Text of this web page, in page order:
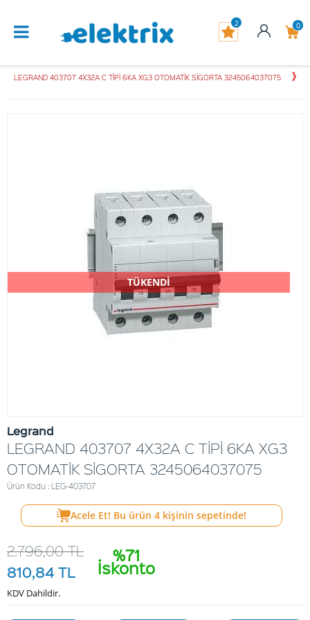
0
2
LEGRAND 403707 4X32A C TİPİ 6KA XG3 OTOMATİK SİGORTA 3245064037075
TÜKENDİ
Legrand
LEGRAND 403707 4X32A C TİPİ 6KA XG3
OTOMATİK SİGORTA 3245064037075
Ürün Kodu : LEG-403707
Acele Et! Bu ürün 4 kişinin sepetinde!
%71
İskonto
2.796,00TL
810,84 TL
KDV Dahildir.